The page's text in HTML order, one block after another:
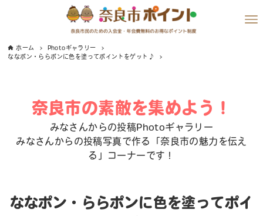
ホーム
Photoギャラリー
ななポン・ららポンに色を塗ってポイントをゲット♪
奈良市の素敵を集めよう！
みなさんからの投稿Photoギャラリー
みなさんからの投稿写真で作る「奈良市の魅力を伝え
る」コーナーです！
ななポン・ららポンに色を塗ってポイ